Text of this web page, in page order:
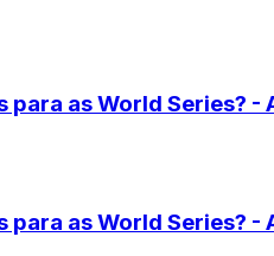
para as World Series? -
para as World Series?